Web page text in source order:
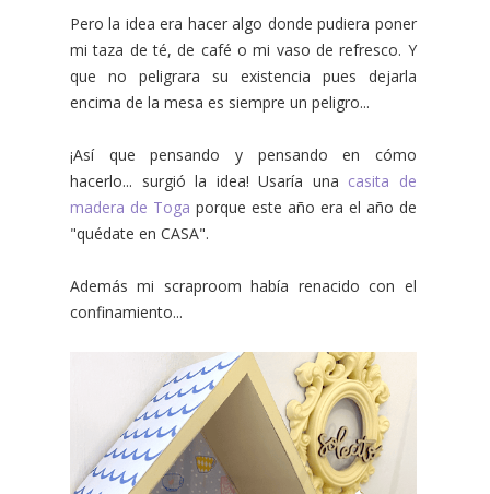
Pero la idea era hacer algo donde pudiera poner
mi taza de té, de café o mi vaso de refresco. Y
que no peligrara su existencia pues dejarla
encima de la mesa es siempre un peligro...
¡Así que pensando y pensando en cómo
hacerlo... surgió la idea! Usaría una casita de
madera de Toga porque este año era el año de
"quédate en CASA".
Además mi scraproom había renacido con el
confinamiento...